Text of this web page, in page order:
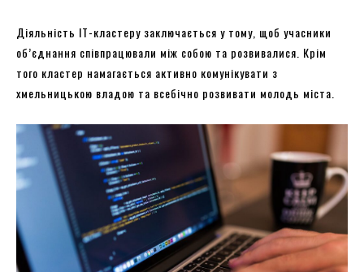
Діяльність ІТ-кластеру заключається у тому, щоб учасники
об’єднання співпрацювали між собою та розвивалися. Крім
того кластер намагається активно комунікувати з
хмельницькою владою та всебічно розвивати молодь міста.